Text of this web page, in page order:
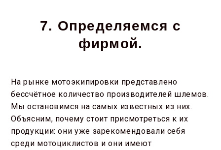
7. Определяемся с
фирмой.
На рынке мотоэкипировки представлено
бессчётное количество производителей шлемов.
Мы остановимся на самых известных из них.
Объясним, почему стоит присмотреться к их
продукции: они уже зарекомендовали себя
среди мотоциклистов и они имеют